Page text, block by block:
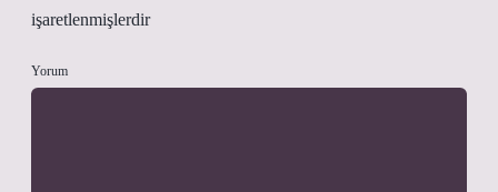
işaretlenmişlerdir
Yorum